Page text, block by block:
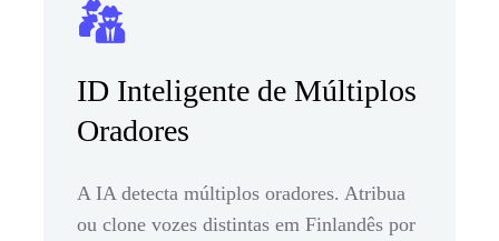
ID Inteligente de Múltiplos
Oradores
A IA detecta múltiplos oradores. Atribua
ou clone vozes distintas em Finlandês por